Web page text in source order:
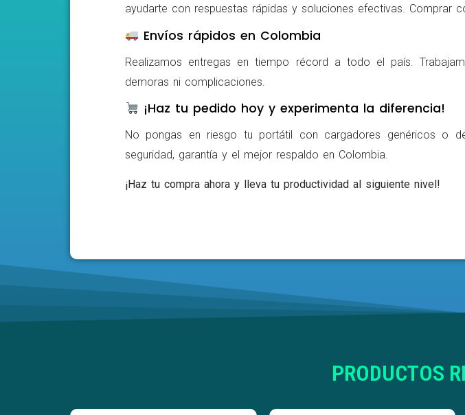
ayudarte con respuestas rápidas y soluciones efectivas. Comprar
Envíos rápidos en Colombia
Realizamos entregas en tiempo récord a todo el país.
demoras ni complicaciones.
¡Haz tu pedido hoy y experimenta la diferencia!
No pongas en riesgo tu portátil con cargadores genéricos o
seguridad, garantía y el mejor respaldo en Colombia.
¡Haz tu compra ahora y lleva tu productividad al siguiente nivel!
PRODUCTOS